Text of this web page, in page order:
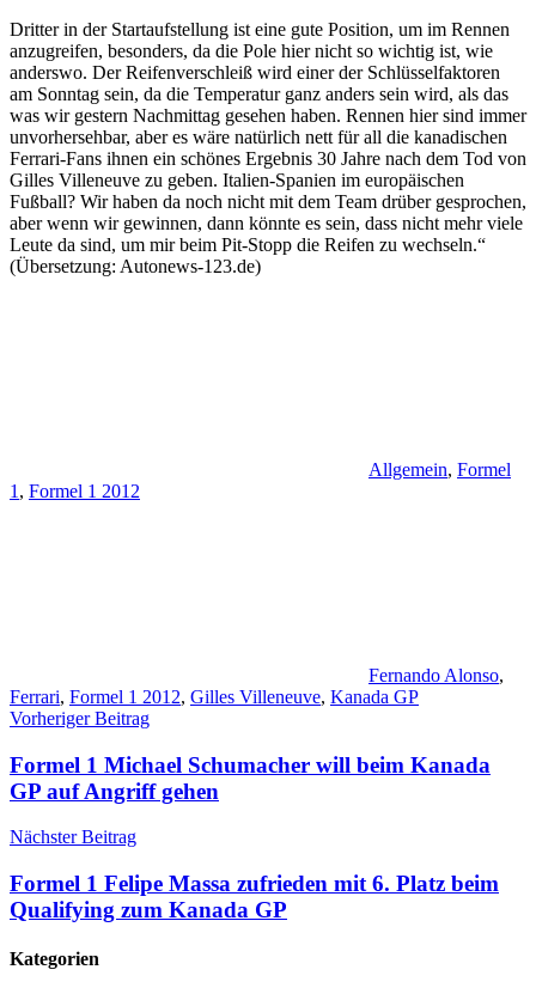
Dritter in der Startaufstellung ist eine gute Position, um im Rennen
anzugreifen, besonders, da die Pole hier nicht so wichtig ist, wie
anderswo. Der Reifenverschleiß wird einer der Schlüsselfaktoren
am Sonntag sein, da die Temperatur ganz anders sein wird, als das
was wir gestern Nachmittag gesehen haben. Rennen hier sind immer
unvorhersehbar, aber es wäre natürlich nett für all die kanadischen
Ferrari-Fans ihnen ein schönes Ergebnis 30 Jahre nach dem Tod von
Gilles Villeneuve zu geben. Italien-Spanien im europäischen
Fußball? Wir haben da noch nicht mit dem Team drüber gesprochen,
aber wenn wir gewinnen, dann könnte es sein, dass nicht mehr viele
Leute da sind, um mir beim Pit-Stopp die Reifen zu wechseln.“
(Übersetzung: Autonews-123.de)
Allgemein, Formel
1 , Formel 1 2012
Fernando Alonso,
Ferrari, Formel 1 2012, Gilles Villeneuve, Kanada GP
Beitragsnavigation
Vorheriger Beitrag
Formel 1 Michael Schumacher will beim Kanada
GP auf Angriff gehen
Nächster Beitrag
Formel 1 Felipe Massa zufrieden mit 6. Platz beim
Qualifying zum Kanada GP
Kategorien